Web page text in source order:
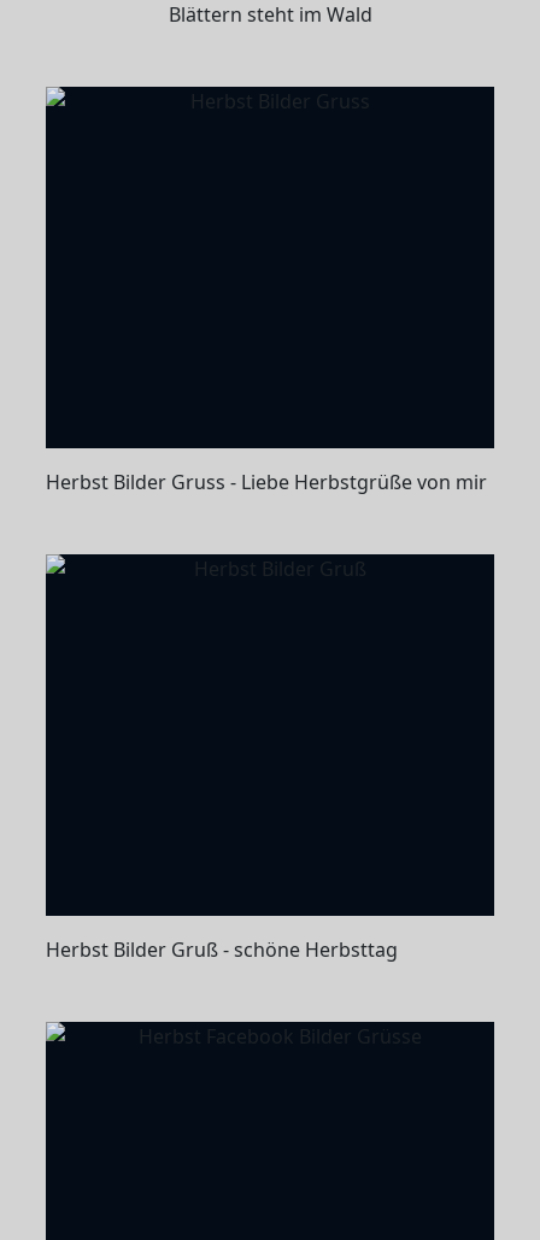
Blättern steht im Wald
Herbst Bilder Gruss - Liebe Herbstgrüße von mir
Herbst Bilder Gruß - schöne Herbsttag